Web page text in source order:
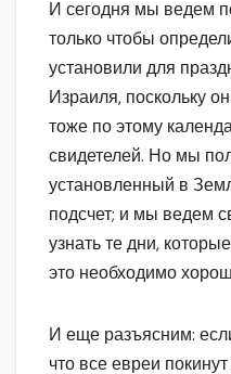
И сегодня мы ведем
только чтобы
установили для
Израиля, поскольку
тоже по этому
свидетелей. Но мы
установленный в
подсчет; и мы ведем
узнать те дни,
это необходимо
И еще разъясним:
что все евреи